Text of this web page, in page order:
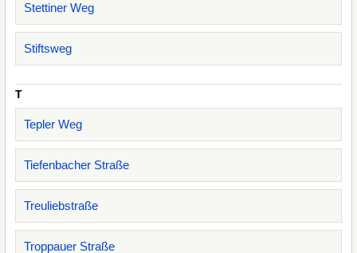
Stettiner Weg
Stiftsweg
T
Tepler Weg
Tiefenbacher Straße
Treuliebstraße
Troppauer Straße